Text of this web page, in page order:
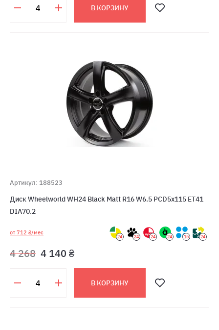
В КОРЗИНУ
Артикул: 188523
Диск Wheelworld WH24 Black Matt R16 W6.5 PCD5x115 ET41
DIA70.2
от 712 ₴/мес
24 24 24 24 15 24
4 268 4 140 ₴
В КОРЗИНУ